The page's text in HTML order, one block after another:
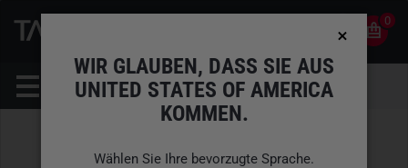
0
WIR GLAUBEN, DASS SIE AUS
UNITED STATES OF AMERICA
KOMMEN.
Wählen Sie Ihre bevorzugte Sprache.